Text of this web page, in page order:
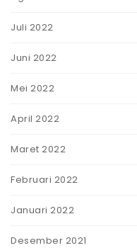
Juli 2022
Juni 2022
Mei 2022
April 2022
Maret 2022
Februari 2022
Januari 2022
Desember 2021